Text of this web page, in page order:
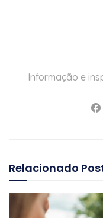
Informação e
Relacionado